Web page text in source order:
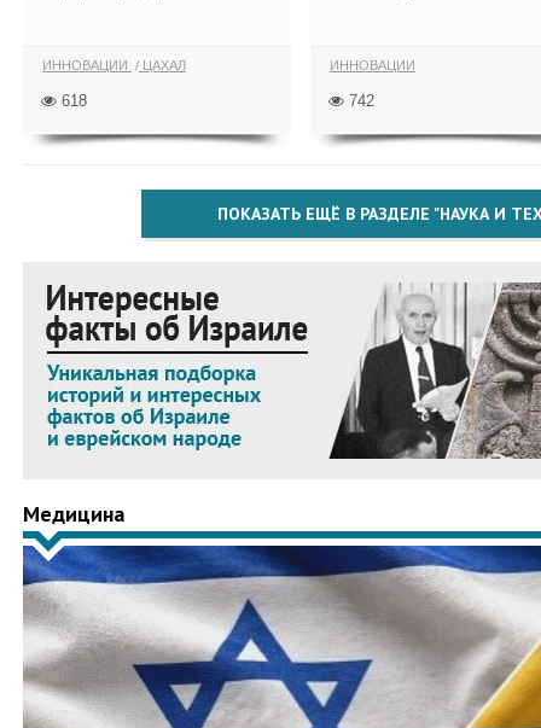
ИННОВАЦИИ ЦАХАЛ
618
ИННОВАЦИИ
742
ПОКАЗАТЬ ЕЩЁ В РАЗДЕЛЕ "НАУКА И
Медицина